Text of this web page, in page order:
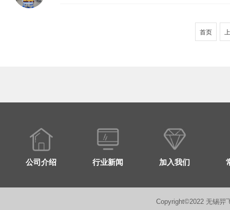
首页
公司介绍 行业新闻 加入我们
Copyright©2022 无锡羿